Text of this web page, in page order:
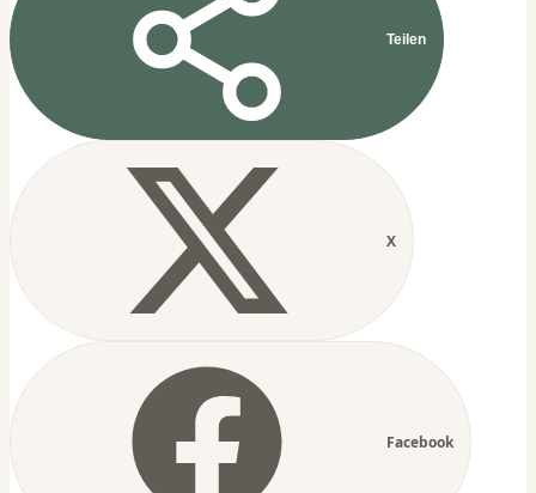
Teilen
X
Facebook